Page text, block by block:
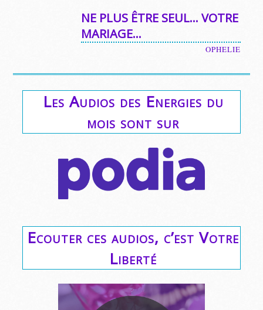
NE PLUS ÊTRE SEUL… VOTRE
MARIAGE…
OPHELIE
Les Audios des Energies du
mois sont sur
Ecouter ces audios, c’est Votre
Liberté